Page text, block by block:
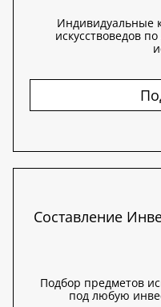
Индивидуальные
искусствоведов
Составление
Подбор предметов
под любую